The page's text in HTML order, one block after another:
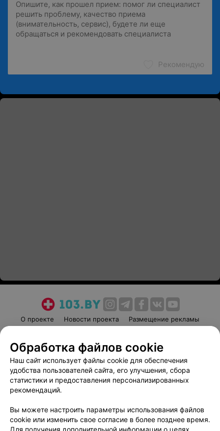
Рекомендую
О проекте Новости проекта
Размещение рекламы
Пользовательское соглашение
Способы оплаты
Вакансии
Партнеры
Написать руководителю 103.by
Обработка персональных данных
Обработка файлов cookie
Наш сайт использует файлы cookie для обеспечения
удобства пользователей сайта, его улучшения, сбора
статистики и предоставления персонализированных
рекомендаций.
Вы можете настроить параметры использования файлов
cookie или изменить свое согласие в более позднее время.
Для получения дополнительной информации о целях,